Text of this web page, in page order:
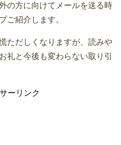
の方に向けてメールを送る時
ご紹介します。
ただしくなりますが、読みや
礼と今後も変わらない取り引
ーリンク